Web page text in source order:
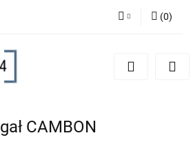
Zarejestruj się
(0)
CAMBON